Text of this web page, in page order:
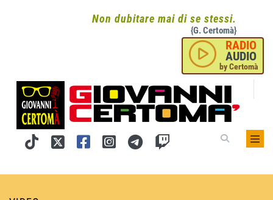
Non dubitare mai di se stessi.
{G. Certomà}
RADIO
AUDIO
by Certomà